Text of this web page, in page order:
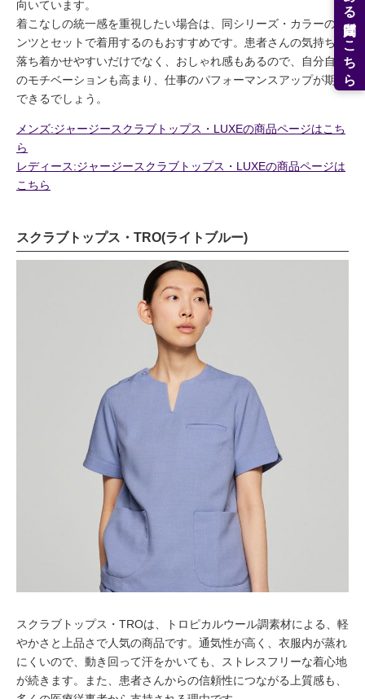
向いています。
着こなしの統一感を重視したい場合は、同シリーズ・カラーのパ
ンツとセットで着用するのもおすすめです。患者さんの気持ちを
落ち着かせやすいだけでなく、おしゃれ感もあるので、自分自身
のモチベーションも高まり、仕事のパフォーマンスアップが期待
できるでしょう。
メンズ:ジャージースクラブトップス・LUXEの商品ページはこち
ら
レディース:ジャージースクラブトップス・LUXEの商品ページは
こちら
スクラブトップス・TRO(ライトブルー)
スクラブトップス・TROは、トロピカルウール調素材による、軽
やかさと上品さで人気の商品です。通気性が高く、衣服内が蒸れ
にくいので、動き回って汗をかいても、ストレスフリーな着心地
が続きます。また、患者さんからの信頼性につながる上質感も、